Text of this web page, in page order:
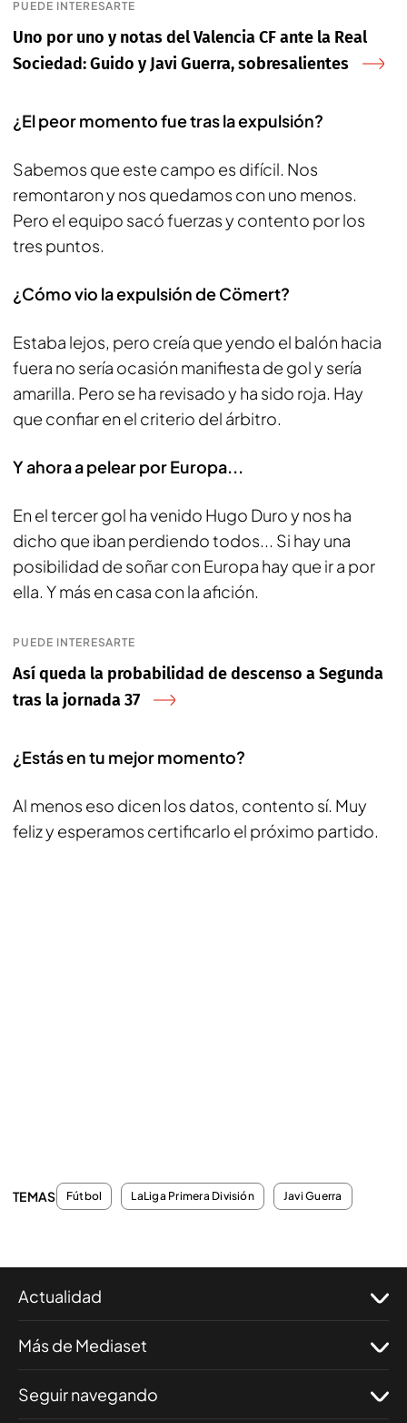
PUEDE INTERESARTE
Uno por uno y notas del Valencia CF ante la Real
Sociedad: Guido y Javi Guerra, sobresalientes
¿El peor momento fue tras la expulsión?
Sabemos que este campo es difícil. Nos
remontaron y nos quedamos con uno menos.
Pero el equipo sacó fuerzas y contento por los
tres puntos.
¿Cómo vio la expulsión de Cömert?
Estaba lejos, pero creía que yendo el balón hacia
fuera no sería ocasión manifiesta de gol y sería
amarilla. Pero se ha revisado y ha sido roja. Hay
que confiar en el criterio del árbitro.
Y ahora a pelear por Europa...
En el tercer gol ha venido Hugo Duro y nos ha
dicho que iban perdiendo todos... Si hay una
posibilidad de soñar con Europa hay que ir a por
ella. Y más en casa con la afición.
PUEDE INTERESARTE
Así queda la probabilidad de descenso a Segunda
tras la jornada 37
¿Estás en tu mejor momento?
Al menos eso dicen los datos, contento sí. Muy
feliz y esperamos certificarlo el próximo partido.
TEMAS Fútbol LaLiga Primera División Javi Guerra
Actualidad
Más de Mediaset
Seguir navegando